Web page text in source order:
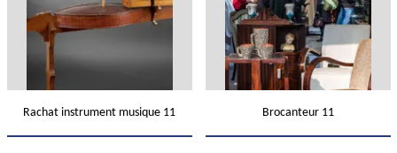
Rachat instrument musique 11 Brocanteur 11